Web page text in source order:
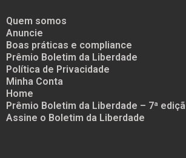
Quem somos
Anuncie
Boas práticas e compliance
Prêmio Boletim da Liberdade
Política de Privacidade
Minha Conta
Home
Prêmio Boletim da Liberdade – 7ª
Assine o Boletim da Liberdade